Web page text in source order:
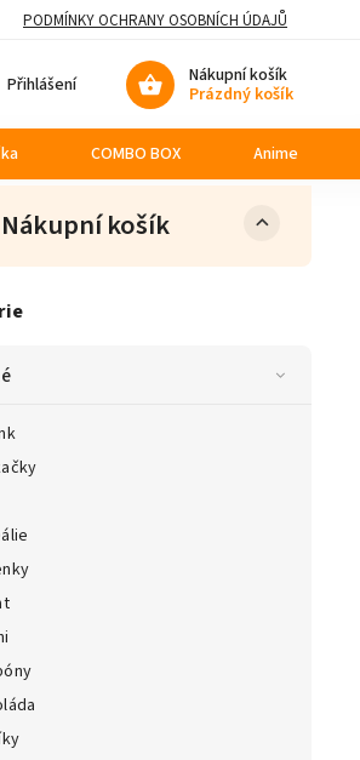
PODMÍNKY OCHRANY OSOBNÍCH ÚDAJŮ
Nákupní košík
Prázdný košík
Přihlášení
COMBO BOX Anime
Nákupní košík